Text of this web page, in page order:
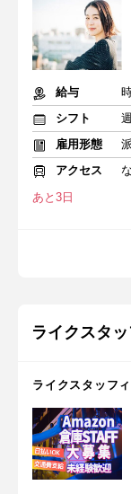
給与
シフト
雇用形態
アクセス
あと3日
ライクスタ
ライクスタッフ